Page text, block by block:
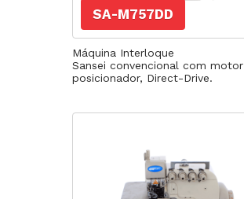
SA-M757DD
Máquina Interloque
Sansei convencional com motor
posicionador, Direct-Drive.